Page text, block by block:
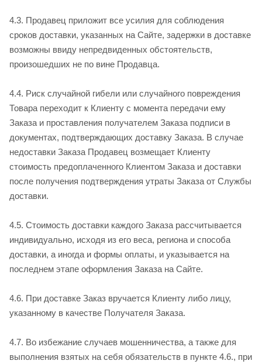
4.3. Продавец приложит все усилия для соблюдения
сроков доставки, указанных на Сайте, задержки в доставке
возможны ввиду непредвиденных обстоятельств,
произошедших не по вине Продавца.
4.4. Риск случайной гибели или случайного повреждения
Товара переходит к Клиенту с момента передачи ему
Заказа и проставления получателем Заказа подписи в
документах, подтверждающих доставку Заказа. В случае
недоставки Заказа Продавец возмещает Клиенту
стоимость предоплаченного Клиентом Заказа и доставки
после получения подтверждения утраты Заказа от Службы
доставки.
4.5. Стоимость доставки каждого Заказа рассчитывается
индивидуально, исходя из его веса, региона и способа
доставки, а иногда и формы оплаты, и указывается на
последнем этапе оформления Заказа на Сайте.
4.6. При доставке Заказ вручается Клиенту либо лицу,
указанному в качестве Получателя Заказа.
4.7. Во избежание случаев мошенничества, а также для
выполнения взятых на себя обязательств в пункте 4.6., при